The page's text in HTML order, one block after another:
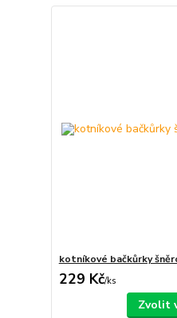
kotníkové bačkůrky
229 Kč/ks
Zvolit